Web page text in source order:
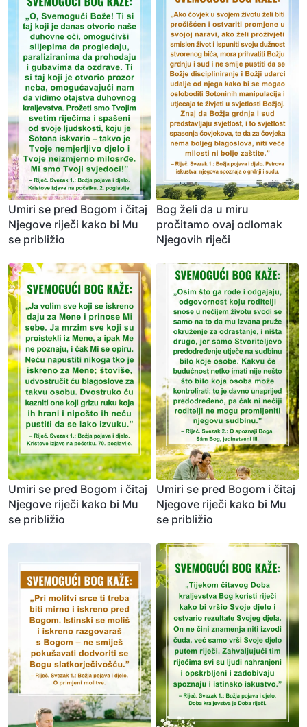
Umiri se pred Bogom i čitaj
Njegove riječi kako bi Mu
se približio
Bog želi da u miru
pročitamo ovaj odlomak
Njegovih riječi
Umiri se pred Bogom i čitaj
Njegove riječi kako bi Mu
se približio
Umiri se pred Bogom i čitaj
Njegove riječi kako bi Mu
se približio